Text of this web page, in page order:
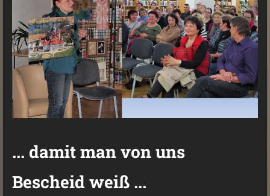
... damit man von uns
Bescheid weiß ...